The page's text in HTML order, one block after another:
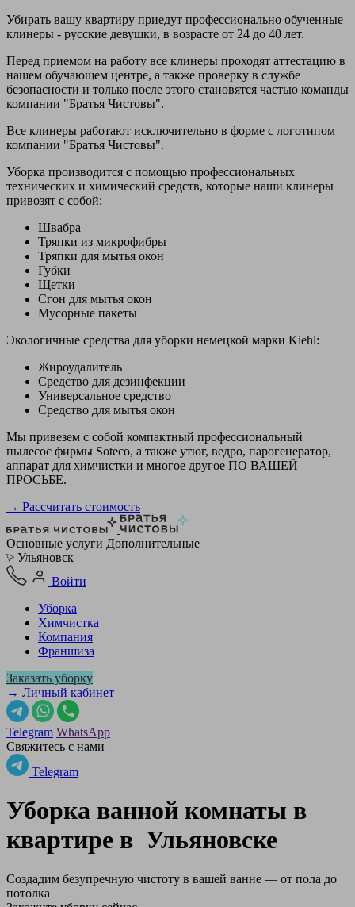
Убирать вашу квартиру приедут профессионально обученные
клинеры - русские девушки, в возрасте от 24 до 40 лет.
Перед приемом на работу все клинеры проходят аттестацию в
нашем обучающем центре, а также проверку в службе
безопасности и только после этого становятся частью команды
компании "Братья Чистовы".
Все клинеры работают исключительно в форме с логотипом
компании "Братья Чистовы".
Уборка производится с помощью профессиональных
технических и химический средств, которые наши клинеры
привозят с собой:
Швабра
Тряпки из микрофибры
Тряпки для мытья окон
Губки
Щетки
Сгон для мытья окон
Мусорные пакеты
Экологичные средства для уборки немецкой марки Kiehl:
Жироудалитель
Средство для дезинфекции
Универсальное средство
Средство для мытья окон
Мы привезем с собой компактный профессиональный
пылесос фирмы Soteco, а также утюг, ведро, парогенератор,
аппарат для химчистки и многое другое ПО ВАШЕЙ
ПРОСЬБЕ.
→ Рассчитать стоимость
Основные услуги Дополнительные
Ульяновск
Войти
Уборка
Химчистка
Компания
Франшиза
Заказать уборку
→ Личный кабинет
Telegram WhatsApp
Свяжитесь с нами
Telegram
Уборка ванной комнаты в
квартире в Ульяновске
Создадим безупречную чистоту в вашей ванне — от пола до
потолка